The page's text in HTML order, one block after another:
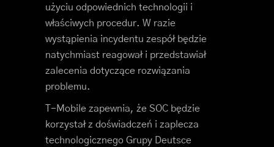
użyciu odpowiednich technologii i
właściwych procedur. W razie
wystąpienia incydentu zespół będzie
natychmiast reagował i przedstawiał
zalecenia dotyczące rozwiązania
problemu.
T-Mobile zapewnia, że SOC będzie
korzystał z doświadczeń i zaplecza
technologicznego Grupy Deutsce